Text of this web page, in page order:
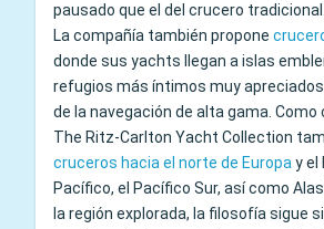
pausado que el del crucero tradicional.
La compañía también propone
donde sus yachts llegan a islas
refugios más íntimos muy
de la navegación de alta gama.
The Ritz-Carlton Yacht Collection
cruceros hacia el norte de Europa y el
Pacífico, el Pacífico Sur, así como
la región explorada, la filosofía sigue